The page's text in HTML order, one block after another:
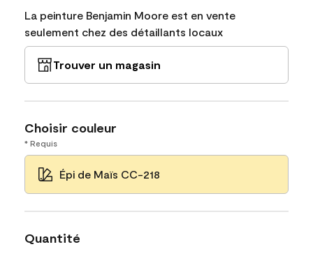
La peinture Benjamin Moore est en vente
seulement chez des détaillants locaux
Trouver un magasin
Choisir couleur
* Requis
Épi de Maïs CC-218
Quantité